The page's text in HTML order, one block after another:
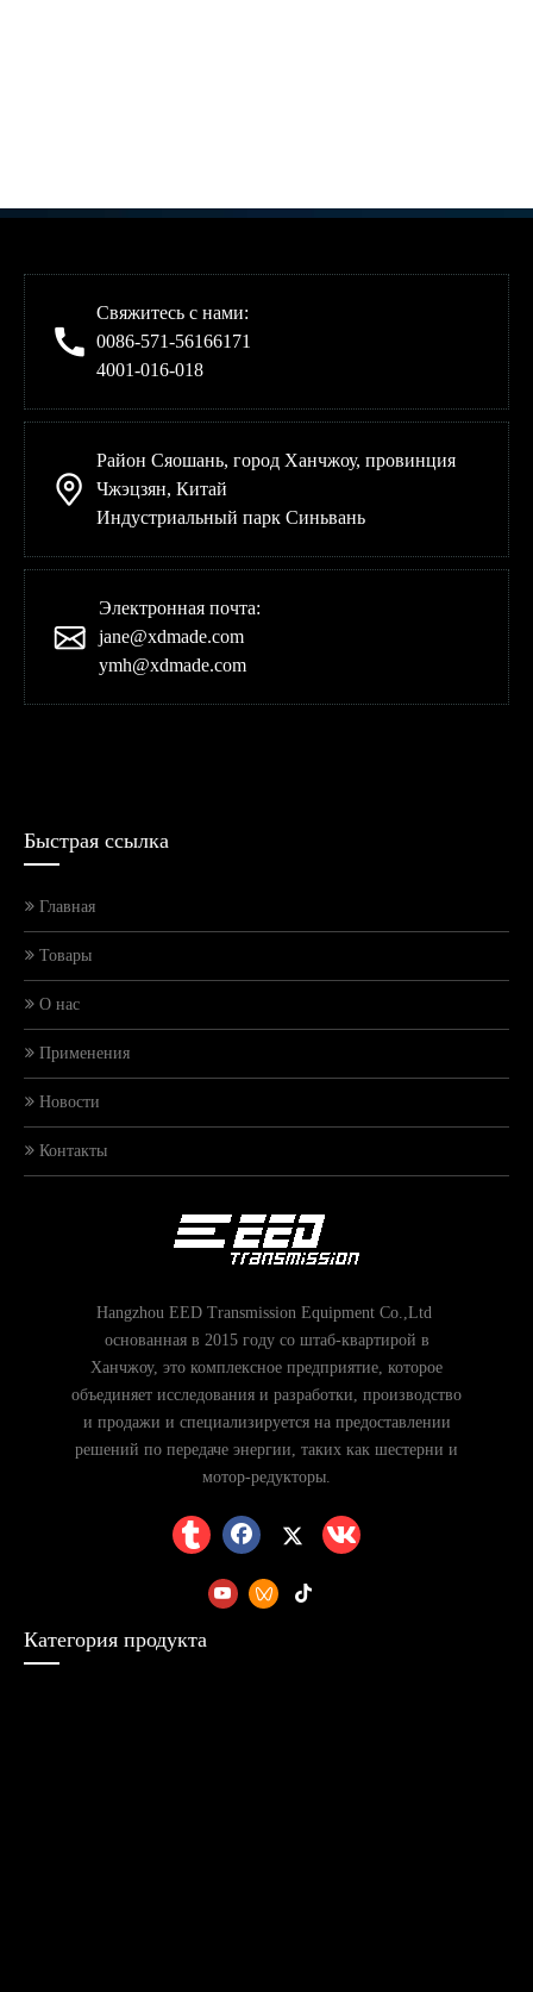
Свяжитесь с нами:
0086-571-56166171
4001-016-018
Район Сяошань, город Ханчжоу, провинция
Чжэцзян, Китай
Индустриальный парк Синьвань
Электронная почта:
jane@xdmade.com
ymh@xdmade.com
Быстрая ссылка
Главная
Товары
О нас
Применения
Новости
Контакты
Hangzhou EED Transmission Equipment Co.,Ltd
основанная в 2015 году со штаб-квартирой в
Ханчжоу, это комплексное предприятие, которое
объединяет исследования и разработки, производство
и продажи и специализируется на предоставлении
решений по передаче энергии, таких как шестерни и
мотор-редукторы.
Категория продукта